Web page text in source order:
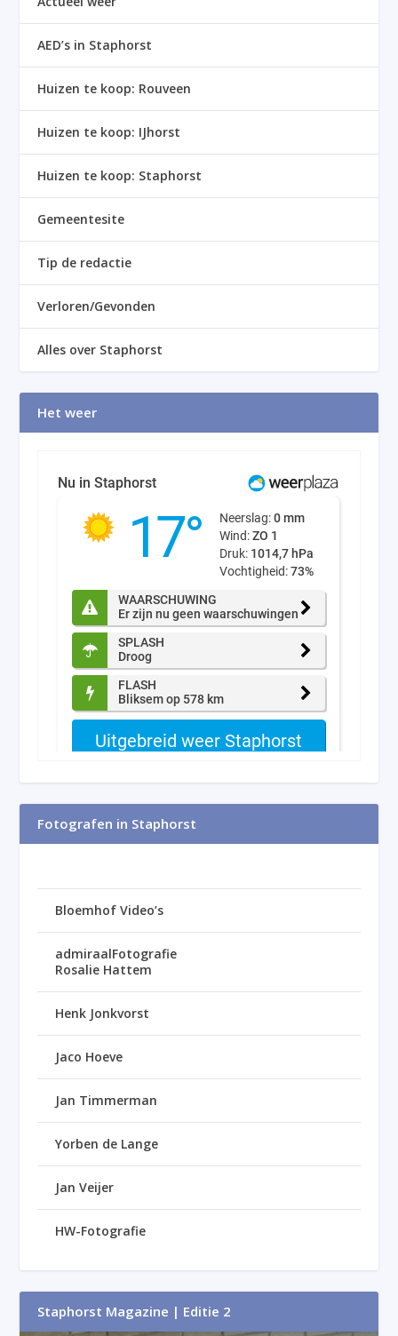
AED’s in Staphorst
Huizen te koop: Rouveen
Huizen te koop: IJhorst
Huizen te koop: Staphorst
Gemeentesite
Tip de redactie
Verloren/Gevonden
Alles over Staphorst
Het weer
Fotografen in Staphorst
Bloemhof Video’s
admiraalFotografie
Rosalie Hattem
Henk Jonkvorst
Jaco Hoeve
Jan Timmerman
Yorben de Lange
Jan Veijer
HW-Fotografie
Staphorst Magazine | Editie 2